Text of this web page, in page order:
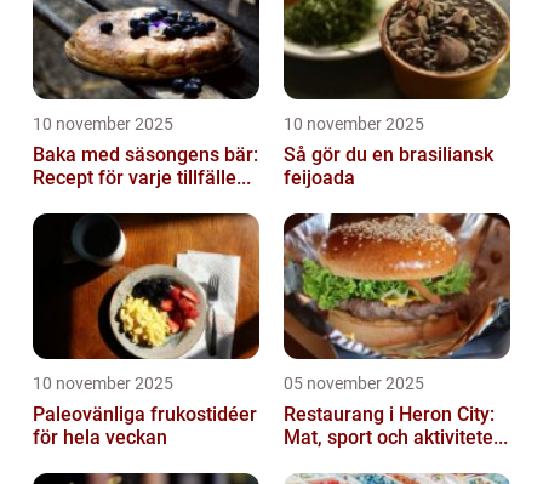
10 november 2025
Baka med säsongens bär:
Recept för varje tillfälle...
10 november 2025
Så gör du en brasiliansk
feijoada
10 november 2025
Paleovänliga frukostidéer
för hela veckan
05 november 2025
Restaurang i Heron City:
Mat, sport och aktivitete...